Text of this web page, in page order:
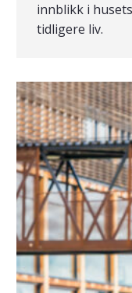
innblikk i
tidligere liv.